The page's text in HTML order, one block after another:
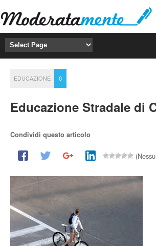
EDUCAZIONE 0
Educazione Stradale di
Condividi questo articolo